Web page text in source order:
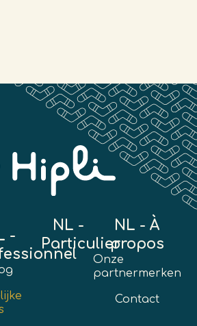
-
NL -
Particulier
NL - À
propos
Onze
partnermerken
Contact